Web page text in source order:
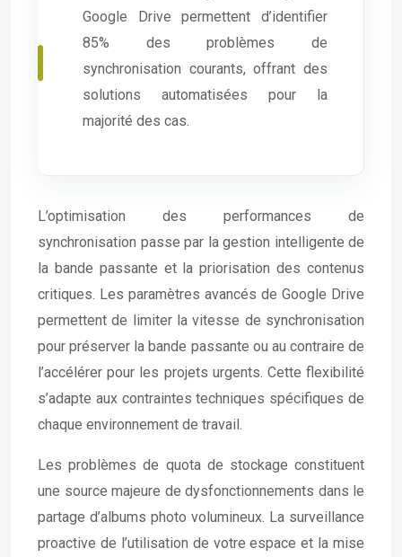
Google Drive permettent d’identifier
85% des problèmes de
synchronisation courants, offrant des
solutions automatisées pour la
majorité des cas.
L’optimisation des performances de
synchronisation passe par la gestion intelligente de
la bande passante et la priorisation des contenus
critiques. Les paramètres avancés de Google Drive
permettent de limiter la vitesse de synchronisation
pour préserver la bande passante ou au contraire de
l’accélérer pour les projets urgents. Cette flexibilité
s’adapte aux contraintes techniques spécifiques de
chaque environnement de travail.
Les problèmes de quota de stockage constituent
une source majeure de dysfonctionnements dans le
partage d’albums photo volumineux. La surveillance
proactive de l’utilisation de votre espace et la mise